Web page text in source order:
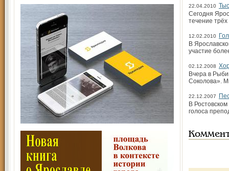
22.04.2010
Сегодня
течение трёх
12.02.2010
В
участие
02.12.2008
Вчера в
Соколова».
22.12.2007
В
голоса